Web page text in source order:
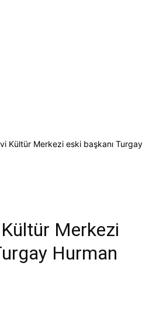
Kültür Merkezi eski başkanı Turgay
Merkezi
Hurman